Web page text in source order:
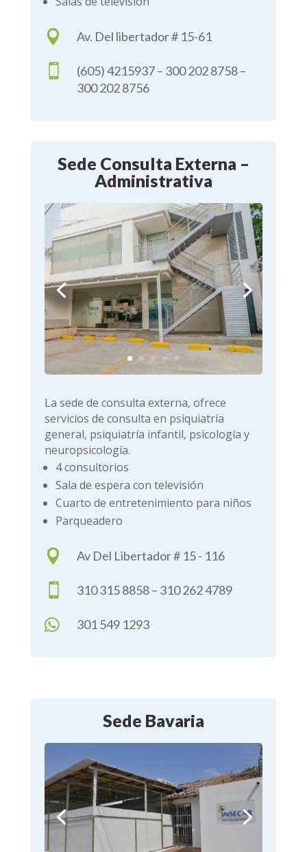


(605) 4215937 – 300 202 8758 –
Sede Consulta Externa –
Administrativa
servicios de consulta en psiquiatría
general, psiquiatría infantil, psicología y
neuropsicología.
4 consultorios
Sala de espera con televisión
Cuarto de entretenimiento para niños
Parqueadero